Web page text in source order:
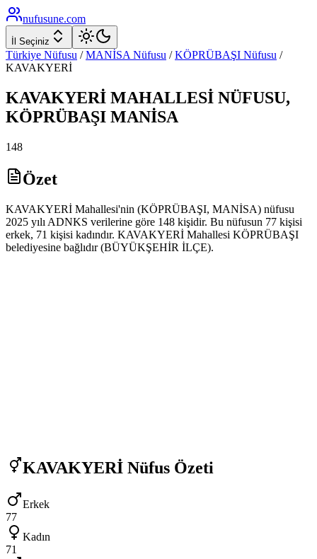
nufusune.com
İl Seçiniz
Türkiye Nüfusu / MANİSA Nüfusu / KÖPRÜBAŞI Nüfusu /
KAVAKYERİ
KAVAKYERİ MAHALLESİ NÜFUSU,
KÖPRÜBAŞI MANİSA
148
Özet
KAVAKYERİ Mahallesi'nin (KÖPRÜBAŞI, MANİSA) nüfusu
2025 yılı ADNKS verilerine göre 148 kişidir. Bu nüfusun 77 kişisi
erkek, 71 kişisi kadındır. KAVAKYERİ Mahallesi KÖPRÜBAŞI
belediyesine bağlıdır (BÜYÜKŞEHİR İLÇE).
KAVAKYERİ Nüfus Özeti
Erkek
77
Kadın
71